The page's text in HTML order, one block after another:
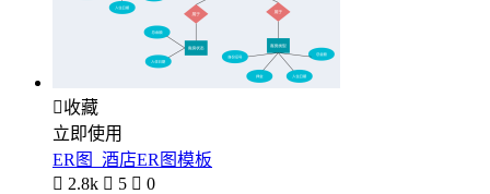
收藏
立即使用
ER图_酒店ER图模板
 2.8k  5  0